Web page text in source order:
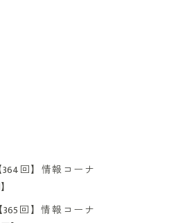
回】情報コーナ
回】情報コーナ